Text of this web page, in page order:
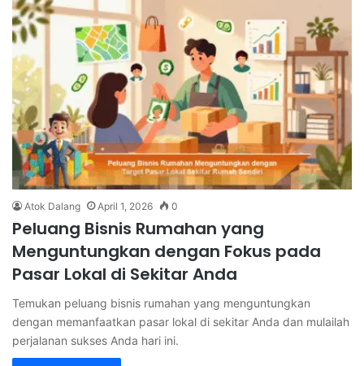
Atok Dalang April 1, 2026 0
Peluang Bisnis Rumahan yang
Menguntungkan dengan Fokus pada
Pasar Lokal di Sekitar Anda
Temukan peluang bisnis rumahan yang menguntungkan
dengan memanfaatkan pasar lokal di sekitar Anda dan mulailah
perjalanan sukses Anda hari ini.